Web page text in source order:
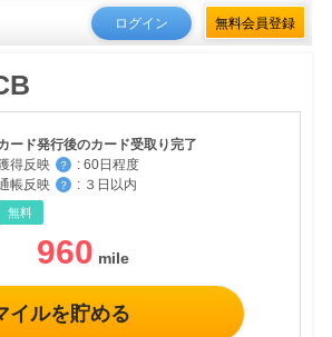
ログイン 無料会員登録
ード発行後のカード受取り完了
得反映
？ : 60日程度
帳反映
？ : ３日以内
無料
960
イルを貯める